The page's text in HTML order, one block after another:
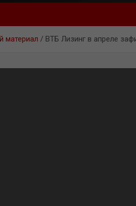
материал ВТБ Лизинг в апреле